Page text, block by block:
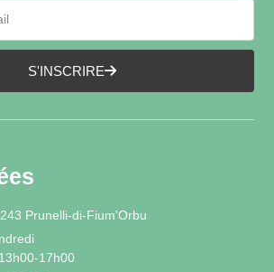
S'INSCRIRE
Prunelli-di-Fium'Orbu
17h00